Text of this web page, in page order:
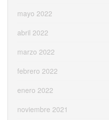
mayo 2022
abril 2022
marzo 2022
febrero 2022
enero 2022
noviembre 2021